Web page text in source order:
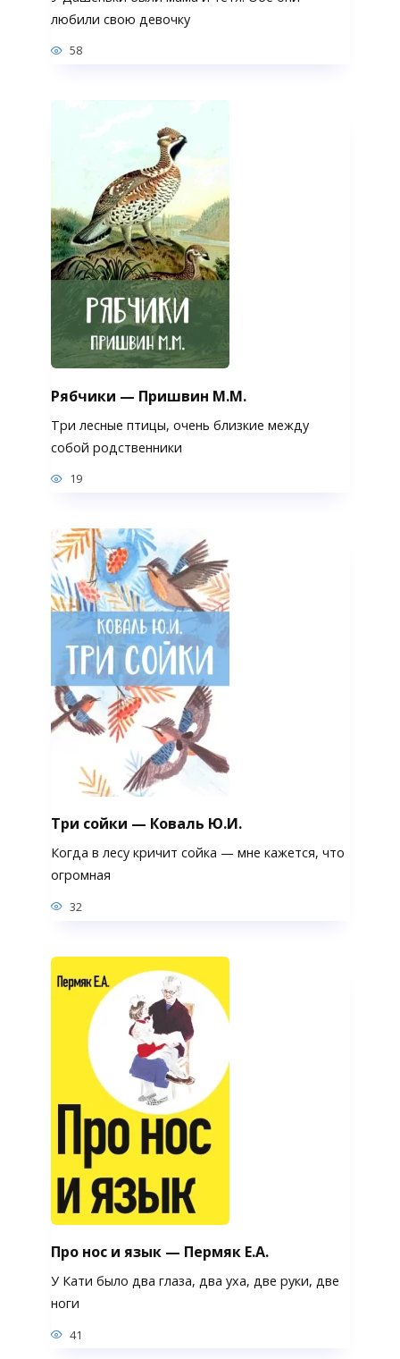
любили свою девочку
58
Рябчики — Пришвин М.М.
Три лесные птицы, очень близкие между
собой родственники
19
Три сойки — Коваль Ю.И.
Когда в лесу кричит сойка — мне кажется, что
огромная
32
Про нос и язык — Пермяк Е.А.
У Кати было два глаза, два уха, две руки, две
ноги
41